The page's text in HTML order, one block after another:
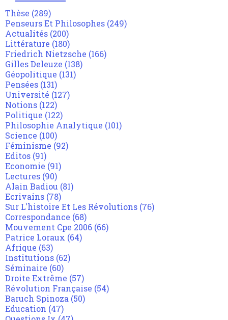
Thèse (289)
Penseurs Et Philosophes (249)
Actualités (200)
Littérature (180)
Friedrich Nietzsche (166)
Gilles Deleuze (138)
Géopolitique (131)
Pensées (131)
Université (127)
Notions (122)
Politique (122)
Philosophie Analytique (101)
Science (100)
Féminisme (92)
Editos (91)
Economie (91)
Lectures (90)
Alain Badiou (81)
Ecrivains (78)
Sur L'histoire Et Les Révolutions (76)
Correspondance (68)
Mouvement Cpe 2006 (66)
Patrice Loraux (64)
Afrique (63)
Institutions (62)
Séminaire (60)
Droite Extrême (57)
Révolution Française (54)
Baruch Spinoza (50)
Education (47)